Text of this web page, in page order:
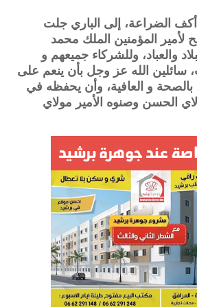
الضراعة، إلى الباري جلت
لأمير المؤمنين الملك محمد
والعباد، وللشركاء جميعهم و
سائلين الله عز وجل بأن ينعم على
بالصحة و العافية، وأن يحفظه في
الحسن وصنوه الأمير مولاي